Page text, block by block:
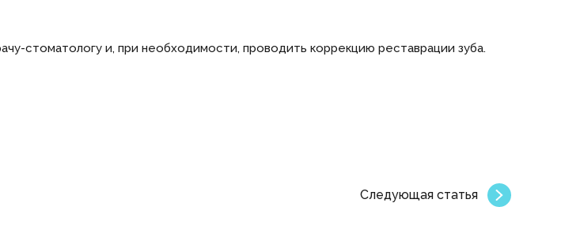
стоматологу и, при необходимости, проводить коррекцию реставрации зуба.
Следующая статья